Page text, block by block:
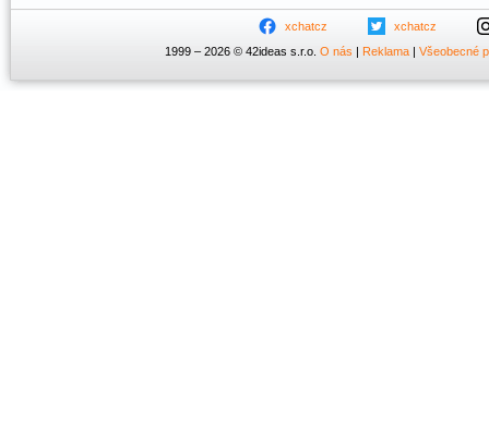
xchatcz
xchatcz
1999 – 2026 © 42ideas s.r.o. O nás | Reklama | Všeobecné